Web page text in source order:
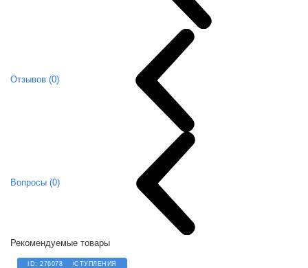
Отзывов (0)
Вопросы (0)
Рекомендуемые товары
ОЖИДАЕМ ПОСТУПЛЕНИЯ
ID: 276078